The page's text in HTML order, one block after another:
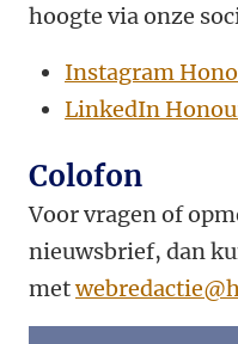
hoogte via onze
Instagram
LinkedIn
Colofon
Voor vragen of
nieuwsbrief, dan
met